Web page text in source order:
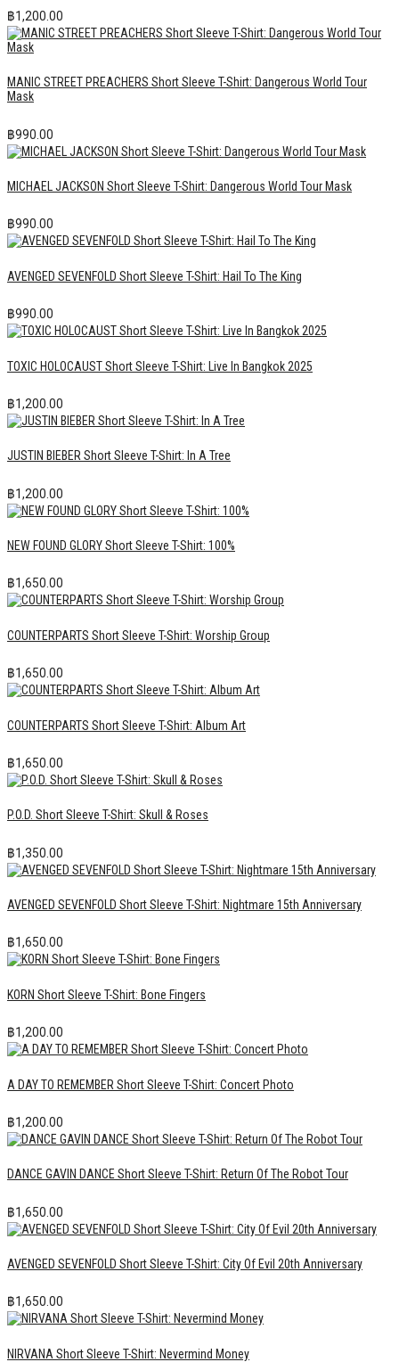
฿1,200.00
MANIC STREET PREACHERS Short Sleeve T-Shirt: Dangerous World Tour
Mask
฿990.00
MICHAEL JACKSON Short Sleeve T-Shirt: Dangerous World Tour Mask
฿990.00
AVENGED SEVENFOLD Short Sleeve T-Shirt: Hail To The King
฿990.00
TOXIC HOLOCAUST Short Sleeve T-Shirt: Live In Bangkok 2025
฿1,200.00
JUSTIN BIEBER Short Sleeve T-Shirt: In A Tree
฿1,200.00
NEW FOUND GLORY Short Sleeve T-Shirt: 100%
฿1,650.00
COUNTERPARTS Short Sleeve T-Shirt: Worship Group
฿1,650.00
COUNTERPARTS Short Sleeve T-Shirt: Album Art
฿1,650.00
P.O.D. Short Sleeve T-Shirt: Skull & Roses
฿1,350.00
AVENGED SEVENFOLD Short Sleeve T-Shirt: Nightmare 15th Anniversary
฿1,650.00
KORN Short Sleeve T-Shirt: Bone Fingers
฿1,200.00
A DAY TO REMEMBER Short Sleeve T-Shirt: Concert Photo
฿1,200.00
DANCE GAVIN DANCE Short Sleeve T-Shirt: Return Of The Robot Tour
฿1,650.00
AVENGED SEVENFOLD Short Sleeve T-Shirt: City Of Evil 20th Anniversary
฿1,650.00
NIRVANA Short Sleeve T-Shirt: Nevermind Money